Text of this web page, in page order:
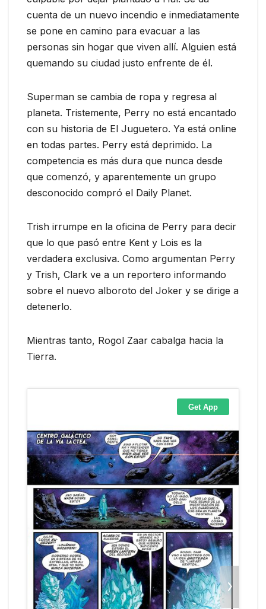
cuenta de un nuevo incendio e inmediatamente
se pone en camino para evacuar a las
personas sin hogar que viven allí. Alguien está
quemando su ciudad justo enfrente de él.
Superman se cambia de ropa y regresa al
planeta. Tristemente, Perry no está encantado
con su historia de El Juguetero. Ya está online
en todas partes. Perry está deprimido. La
competencia es más dura que nunca desde
que comenzó, y aparentemente un grupo
desconocido compró el Daily Planet.
Trish irrumpe en la oficina de Perry para decir
que lo que pasó entre Kent y Lois es la
verdadera exclusiva. Como argumentan Perry
y Trish, Clark ve a un reportero informando
sobre el nuevo alboroto del Joker y se dirige a
detenerlo.
Mientras tanto, Rogol Zaar cabalga hacia la
Tierra.